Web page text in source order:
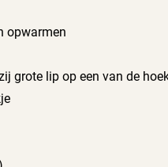
opwarmen
grote lip op een van de